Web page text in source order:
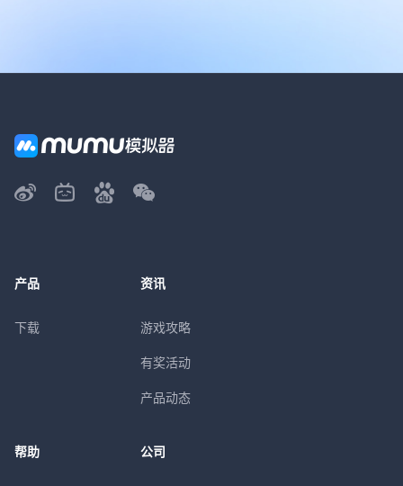
产品
下载
资讯
游戏攻略
有奖活动
产品动态
帮助 公司